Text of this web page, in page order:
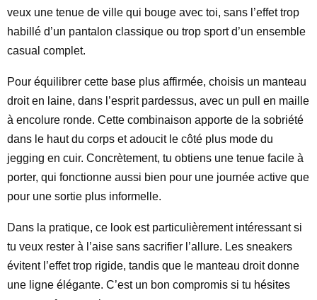
veux une tenue de ville qui bouge avec toi, sans l’effet trop
habillé d’un pantalon classique ou trop sport d’un ensemble
casual complet.
Pour équilibrer cette base plus affirmée, choisis un manteau
droit en laine, dans l’esprit pardessus, avec un pull en maille
à encolure ronde. Cette combinaison apporte de la sobriété
dans le haut du corps et adoucit le côté plus mode du
jegging en cuir. Concrètement, tu obtiens une tenue facile à
porter, qui fonctionne aussi bien pour une journée active que
pour une sortie plus informelle.
Dans la pratique, ce look est particulièrement intéressant si
tu veux rester à l’aise sans sacrifier l’allure. Les sneakers
évitent l’effet trop rigide, tandis que le manteau droit donne
une ligne élégante. C’est un bon compromis si tu hésites